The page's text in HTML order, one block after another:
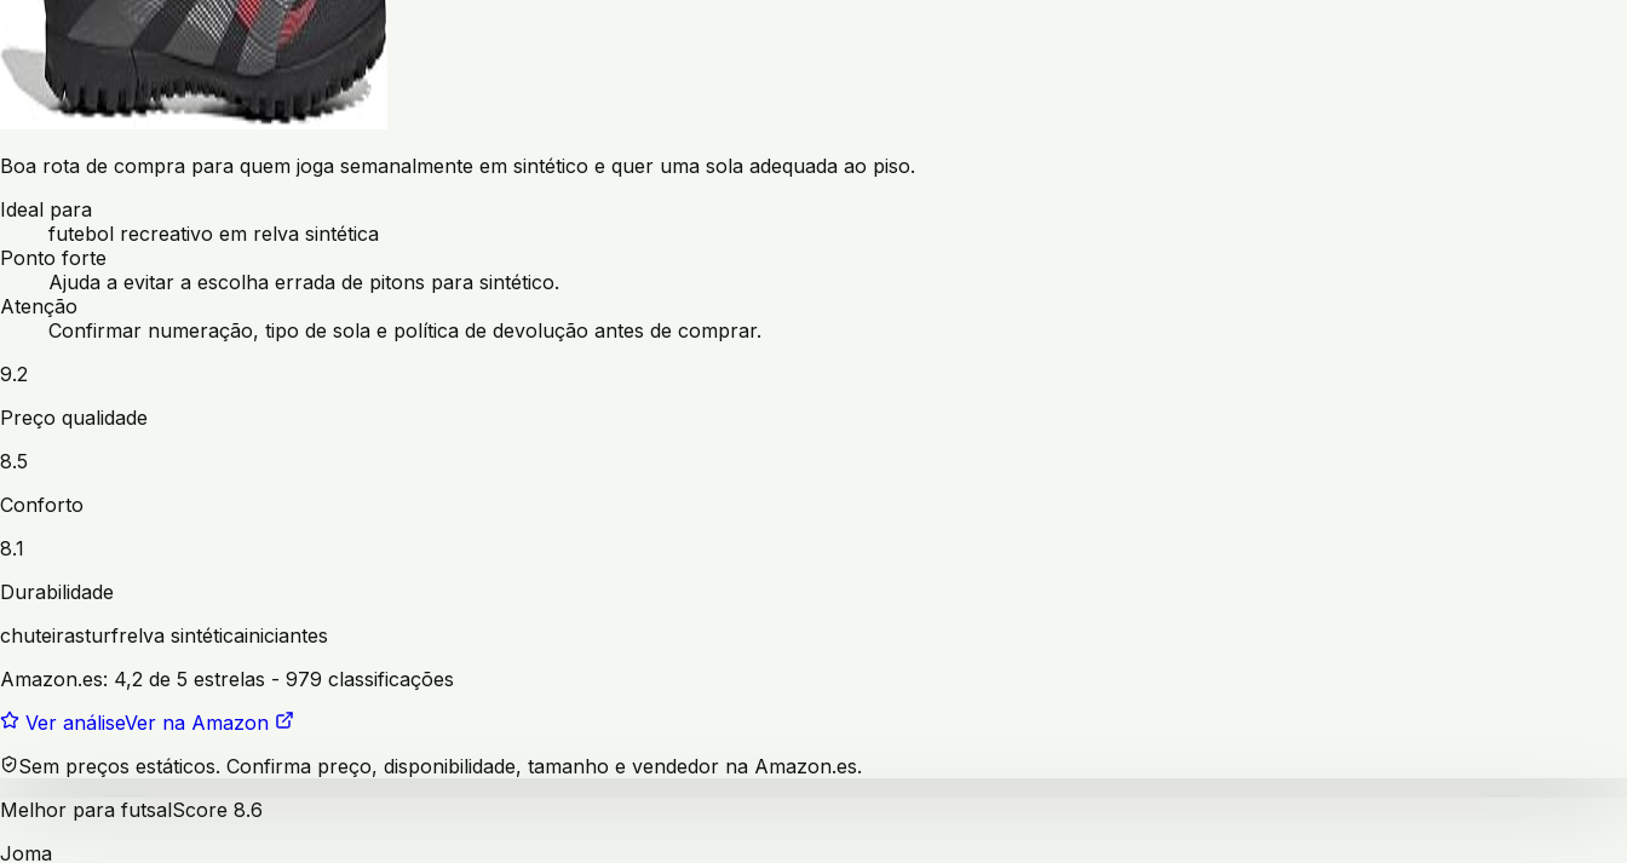
Boa rota de compra para quem joga semanalmente em sintético e quer uma sola adequada ao piso.
Ideal para
futebol recreativo em relva sintética
Ponto forte
Ajuda a evitar a escolha errada de pitons para sintético.
Atenção
Confirmar numeração, tipo de sola e política de devolução antes de comprar.
9.2
Preço qualidade
8.5
Conforto
8.1
Durabilidade
chuteirasturfrelva sintéticainiciantes
Amazon.es: 4,2 de 5 estrelas - 979 classificações
Ver análiseVer na Amazon
Sem preços estáticos. Confirma preço, disponibilidade, tamanho e vendedor na Amazon.es.
Melhor para futsalScore 8.6
Joma